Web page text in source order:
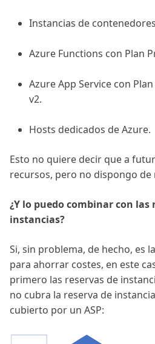
Instancias de
Azure Functions con Plan
Azure App Service con
v2.
Hosts dedicados de Azure.
Esto no quiere decir que a
recursos, pero no dispongo
¿Y lo puedo combinar con las
instancias?
Si, sin problema, de hecho, es
para ahorrar costes, en este
primero las reservas de
no cubra la reserva de
cubierto por un ASP: